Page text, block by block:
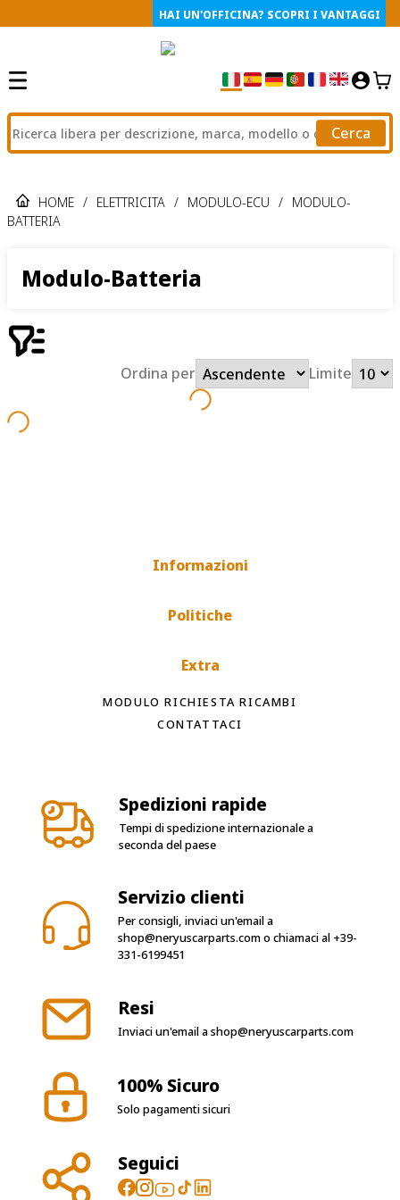
HAI UN'OFFICINA? SCOPRI I VANTAGGI
Cerca
HOME / ELETTRICITA / MODULO-ECU / MODULO-
BATTERIA
Modulo-Batteria
Ordina per Limite
Informazioni
Politiche
Extra
MODULO RICHIESTA RICAMBI
CONTATTACI
Spedizioni rapide
Tempi di spedizione internazionale a
seconda del paese
Servizio clienti
Per consigli, inviaci un'email a
shop@neryuscarparts.como chiamaci al +39-
331-6199451
Resi
Inviaci un'email ashop@neryuscarparts.com
100% Sicuro
Solo pagamenti sicuri
Seguici